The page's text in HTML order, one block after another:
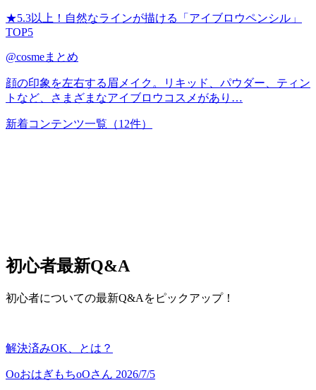
★5.3以上！自然なラインが描ける「アイブロウペンシル」
TOP5
@cosmeまとめ
顔の印象を左右する眉メイク。リキッド、パウダー、ティン
トなど、さまざまなアイブロウコスメがあり…
新着コンテンツ一覧 （12件）
初心者最新Q&A
初心者についての最新Q&Aをピックアップ！
解決済みOK、とは？
OoおはぎもちoOさん 2026/7/5